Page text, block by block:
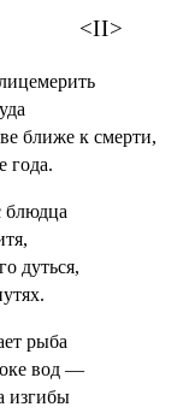
<II>
ближе к смерти,
года.
блюдца
дуться,
рыба
вод —
изгибы